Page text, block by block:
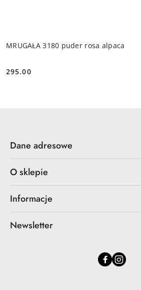
MRUGAŁA 3180 puder rosa alpaca
Cena:
295.00
Dane adresowe
O sklepie
Informacje
Newsletter